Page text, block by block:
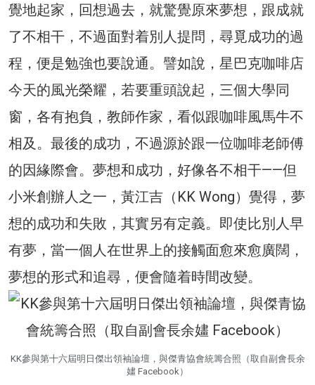
覺地起家，回想過去，就驚覺原來夢想，跟成就
了不相干，不過面對着別人提問，尋覓成功的過
程，便是勉強也要說通。譬如說，星巴克咖啡店
今天的風光榮耀，若要重頭說起，三個大學同
窗，各有抱負，教師作家，看似跟咖啡風馬牛不
相及。最後的成功，不過源於跟一位咖啡老師傅
的因緣際會。夢想和成功，好像各不相干——但
小米創辦人之一，黃江吉（KK Wong）覺得，夢
想的成功和失敗，其實另有定義。即使比別人早
有夢，當一個人在世界上的接觸面愈來愈廣闊，
夢想的形式和追尋，便會隨着時間改變。
KK參與第十六屆明日傑出領袖論壇，與傑青協會統籌合照（取自副會長余
嫿 Facebook）